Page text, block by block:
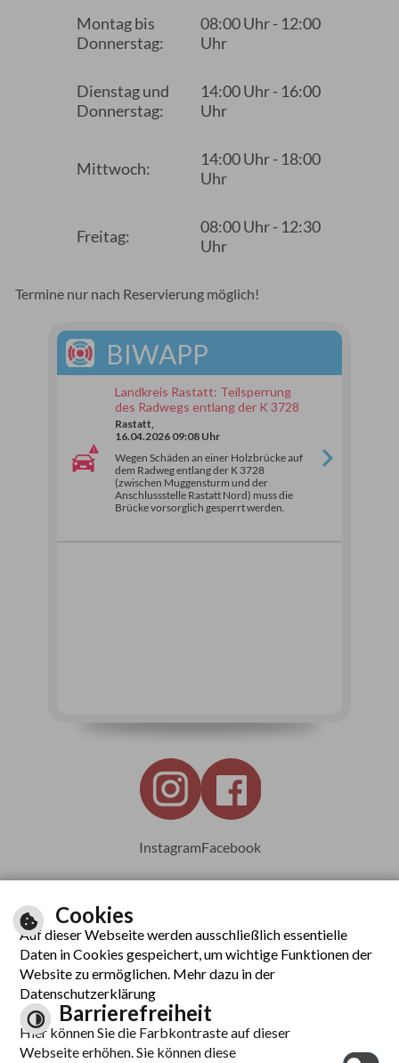
Montag bis
Donnerstag:
08:00 Uhr - 12:00
Uhr
Dienstag und
Donnerstag:
14:00 Uhr - 16:00
Uhr
Mittwoch:
14:00 Uhr - 18:00
Uhr
Freitag:
08:00 Uhr - 12:30
Uhr
Termine nur nach Reservierung möglich!
BIWAPP
Landkreis Rastatt: Teilsperrung
des Radwegs entlang der K 3728
Rastatt,
16.04.2026 09:08 Uhr
Wegen Schäden an einer Holzbrücke auf
dem Radweg entlang der K 3728
(zwischen Muggensturm und der
Anschlussstelle Rastatt Nord) muss die
Brücke vorsorglich gesperrt werden.
InstagramFacebook
Leichte Sprache
Inhalt
Impressum
Cookies
Auf dieser Webseite werden ausschließlich essentielle
Daten in Cookies gespeichert, um wichtige Funktionen der
Website zu ermöglichen. Mehr dazu in der
Datenschutzerklärung
Barrierefreiheit
Hier können Sie die Farbkontraste auf dieser
Webseite erhöhen. Sie können diese